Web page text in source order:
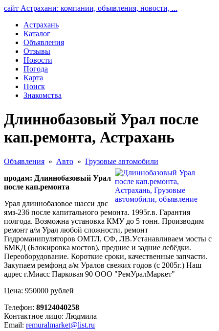
сайт Астрахани: компании, объявления, новости, ...
Астрахань
Каталог
Объявления
Отзывы
Новости
Погода
Карта
Поиск
Знакомства
Длиннобазовый Урал после
кап.ремонта, Астрахань
Объявления » Авто » Грузовые автомобили
продам: Длиннобазовый Урал
после кап.ремонта
Урал длиннобазовое шасси двс
ямз-236 после капитального ремонта. 1995г.в. Гарантия
полгода. Возможна установка КМУ до 5 тонн. Производим
ремонт а/м Урал любой сложности, ремонт
Гидроманипуляторов ОМТЛ, СФ, ЛВ.Уcтанавливаем мосты с
БМКД (Блокировка мостов), предние и задние лебёдки.
Переоборудование. Короткие сроки, качественные запчасти.
Закупаем ремфонд а/м Уралов свежих годов (с 2005г.) Наш
адрес г.Миасс Парковая 90 ООО "РемУралМаркет"
Цена: 950000 рублей
Телефон: 89124040258
Контактное лицо: Людмила
Email: remuralmarket@list.ru